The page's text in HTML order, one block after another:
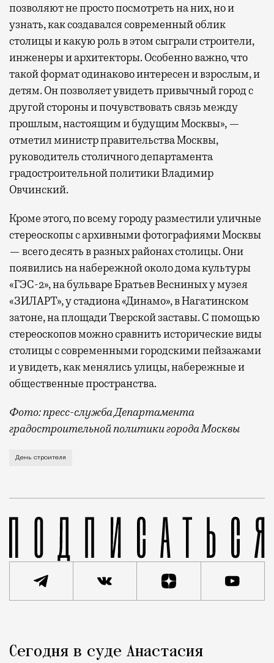
позволяют не просто посмотреть на них, но и
узнать, как создавался современный облик
столицы и какую роль в этом сыграли строители,
инженеры и архитекторы. Особенно важно, что
такой формат одинаково интересен и взрослым, и
детям. Он позволяет увидеть привычный город с
другой стороны и почувствовать связь между
прошлым, настоящим и будущим Москвы», —
отметил министр правительства Москвы,
руководитель столичного департамента
градостроительной политики Владимир
Овчинский.
Кроме этого, по всему городу разместили уличные
стереоскопы с архивными фотографиями Москвы
— всего десять в разных районах столицы. Они
появились на набережной около дома культуры
«ГЭС-2», на бульваре Братьев Весниных у музея
«ЗИЛАРТ», у стадиона «Динамо», в Нагатинском
затоне, на площади Тверской заставы. С помощью
стереоскопов можно сравнить исторические виды
столицы с современными городскими пейзажами
и увидеть, как менялись улицы, набережные и
общественные пространства.
Фото: пресс-служба Департамента
градостроительной политики города Москвы
В этом году профессиональный праздник День
День строителя
Город
Сегодня в суде Анастасия